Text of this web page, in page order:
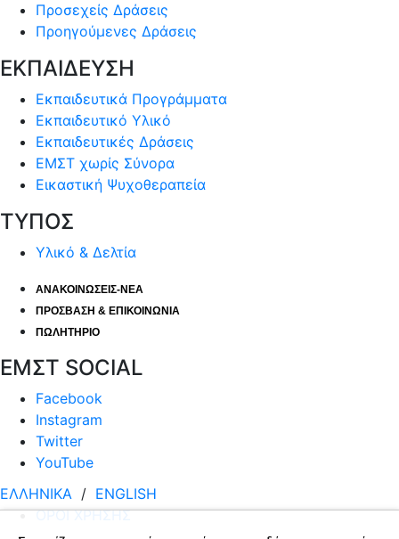
Προσεχείς Δράσεις
Προηγούμενες Δράσεις
ΕΚΠΑΙΔΕΥΣΗ
Εκπαιδευτικά Προγράμματα
Εκπαιδευτικό Υλικό
Εκπαιδευτικές Δράσεις
ΕΜΣΤ χωρίς Σύνορα
Εικαστική Ψυχοθεραπεία
ΤΥΠΟΣ
Υλικό & Δελτία
ΑΝΑΚΟΙΝΩΣΕΙΣ-ΝΕΑ
ΠΡΟΣΒΑΣΗ & ΕΠΙΚΟΙΝΩΝΙΑ
ΠΩΛΗΤΗΡΙΟ
ΕΜΣΤ SOCIAL
Facebook
Instagram
Twitter
YouTube
ΕΛΛΗΝΙΚΑ / ΕΝGLISH
ΟΡΟΙ ΧΡΗΣΗΣ